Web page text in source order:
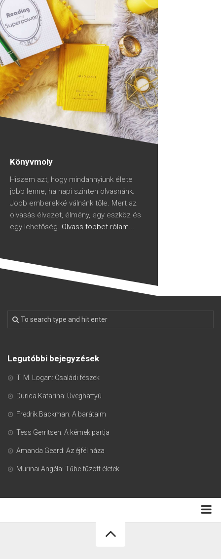
Könyvmoly
Hiszem azt, hogy mindannyiunk élete
jobb lenne, ha napi szinten olvasnánk.
Jobb emberekké válnánk tőle. Mert az
olvasás élvezet, élmény, egy eszköz és
egy lehetőség. Olvass többet rólam...
Legutóbbi bejegyzések
T. M. Logan: Családi fészek
Durica Katarina: Üveghattyú
Fredrik Backman: A barátaim
Tess Gerritsen: A kémek partja
Amanda Geard: Az éjfél háza
Murinai Angéla: Tűbe fűzött életek